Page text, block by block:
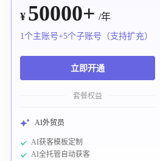
¥ 50000+ /年
1个主账号+5个子账号（支持扩充）
立即开通
套餐权益
AI外贸员
AI获客模板定制
AI全托管自动获客